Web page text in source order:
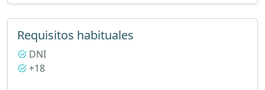
Requisitos habituales
DNI
+18